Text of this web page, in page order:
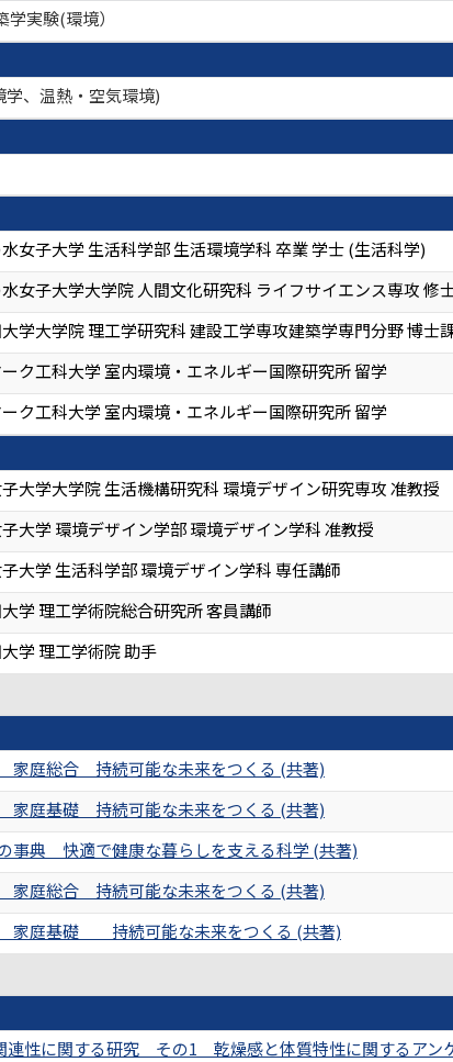
実験(環境）
、温熱・空気環境)
女子大学 生活科学部 生活環境学科 卒業 学士 (生活科学)
女子大学大学院 人間文化研究科 ライフサイエンス専攻 修
学大学院 理工学研究科 建設工学専攻建築学専門分野 博士
ク工科大学 室内環境・エネルギー国際研究所 留学
ク工科大学 室内環境・エネルギー国際研究所 留学
大学大学院 生活機構研究科 環境デザイン研究専攻 准教授
大学 環境デザイン学部 環境デザイン学科 准教授
大学 生活科学部 環境デザイン学科 専任講師
学 理工学術院総合研究所 客員講師
学 理工学術院 助手
家庭総合 持続可能な未来をつくる (共著)
家庭基礎 持続可能な未来をつくる (共著)
事典 快適で健康な暮らしを支える科学 (共著)
家庭総合 持続可能な未来をつくる (共著)
家庭基礎 持続可能な未来をつくる (共著)
連性に関する研究 その1 乾燥感と体質特性に関するアン